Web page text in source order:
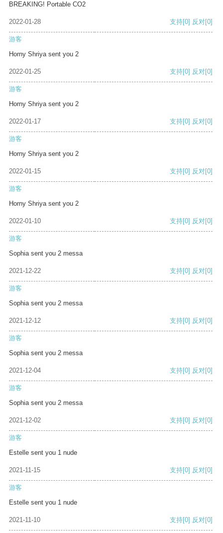
BREAKING! Portable CO2
2022-01-28 支持[0] 反对[0]
游客
Horny Shriya sent you 2
2022-01-25 支持[0] 反对[0]
游客
Horny Shriya sent you 2
2022-01-17 支持[0] 反对[0]
游客
Horny Shriya sent you 2
2022-01-15 支持[0] 反对[0]
游客
Horny Shriya sent you 2
2022-01-10 支持[0] 反对[0]
游客
Sophia sent you 2 messa
2021-12-22 支持[0] 反对[0]
游客
Sophia sent you 2 messa
2021-12-12 支持[0] 反对[0]
游客
Sophia sent you 2 messa
2021-12-04 支持[0] 反对[0]
游客
Sophia sent you 2 messa
2021-12-02 支持[0] 反对[0]
游客
Estelle sent you 1 nude
2021-11-15 支持[0] 反对[0]
游客
Estelle sent you 1 nude
2021-11-10 支持[0] 反对[0]